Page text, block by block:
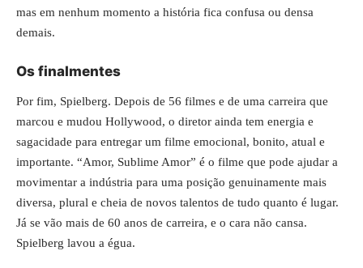
mas em nenhum momento a história fica confusa ou densa
demais.
Os finalmentes
Por fim, Spielberg. Depois de 56 filmes e de uma carreira que
marcou e mudou Hollywood, o diretor ainda tem energia e
sagacidade para entregar um filme emocional, bonito, atual e
importante. “Amor, Sublime Amor” é o filme que pode ajudar a
movimentar a indústria para uma posição genuinamente mais
diversa, plural e cheia de novos talentos de tudo quanto é lugar.
Já se vão mais de 60 anos de carreira, e o cara não cansa.
Spielberg lavou a égua.